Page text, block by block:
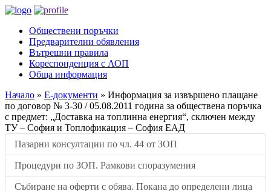
Обществени поръчки
Предварителни обявления
Вътрешни правила
Кореспонденция с АОП
Обща информация
Начало » Е-документи » Информация за извършено плащане
по договор № 3-30 / 05.08.2011 година за обществена поръчка
с предмет: „Доставка на топлинна енергия“, сключен между
ТУ – София и Топлофикация – София ЕАД
Пазарни консултации по чл. 44 от ЗОП
Процедури по ЗОП. Рамкови споразумения
Събиране на оферти с обява. Покана до определени лица